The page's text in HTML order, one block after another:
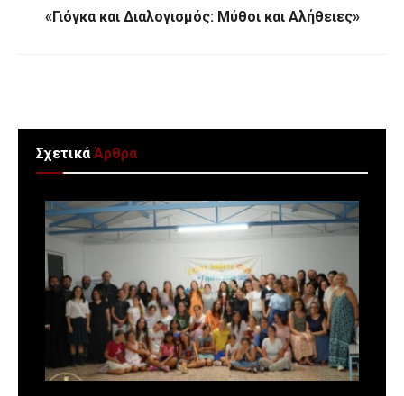
«Γιόγκα και Διαλογισμός: Μύθοι και Αλήθειες»
ΣχετικάΆρθρα